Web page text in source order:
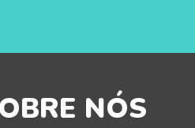
NÓS